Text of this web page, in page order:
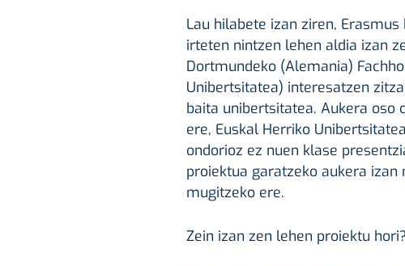
Lau hilabete izan ziren,
irteten nintzen lehen aldia izan
Dortmundeko (Alemania)
Unibertsitatea) interesatzen
baita unibertsitatea. Aukera oso
ere, Euskal Herriko
ondorioz ez nuen klase
proiektua garatzeko aukera izan
mugitzeko ere.
Zein izan zen lehen proiektu hori?